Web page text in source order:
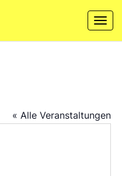
« Alle Veranstaltungen